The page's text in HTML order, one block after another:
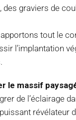
des graviers de
tout le
l’implantation
le massif
de l’éclairage
révélateur